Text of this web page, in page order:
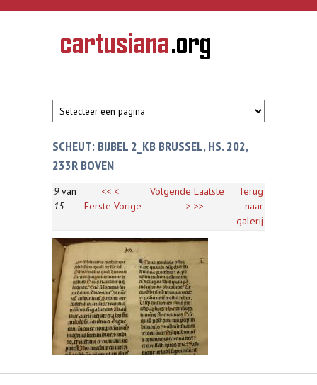
Overslaan en naar de inhoud gaan
CARTUSIANA
Geschiedenis
van de
SCHEUT: BIJBEL 2_KB BRUSSEL, HS. 202,
233R BOVEN
9van
15
<<
Eerste
<
Vorige
Volgende
>
Laatste
>>
Terug
naar
galerij